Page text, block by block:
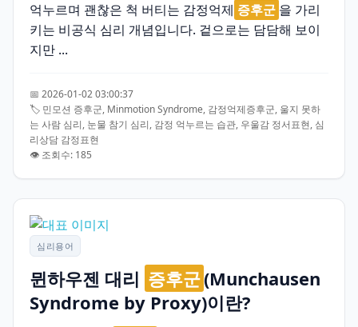
억누르며 괜찮은 척 버티는 감정억제 증후군 을 가리
키는 비공식 심리 개념입니다. 겉으로는 담담해 보이
지만 ...
📅 2026-01-02 03:00:37
🏷️ 민모션 증후군, Minmotion Syndrome, 감정억제증후군, 울지 못하
는 사람 심리, 눈물 참기 심리, 감정 억누르는 습관, 우울감 정서표현, 심
리상담 감정표현
👁️ 조회수: 185
심리용어
뮌하우젠 대리 증후군(Munchausen
Syndrome by Proxy)이란?